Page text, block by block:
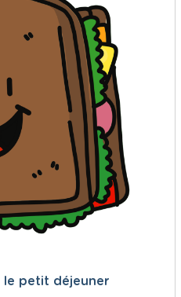
le petit déjeuner